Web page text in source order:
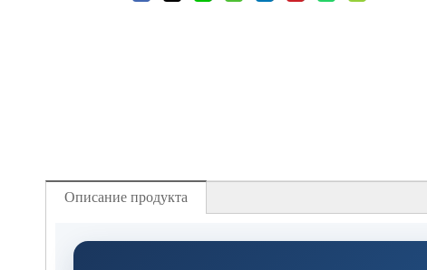
Описание продукта